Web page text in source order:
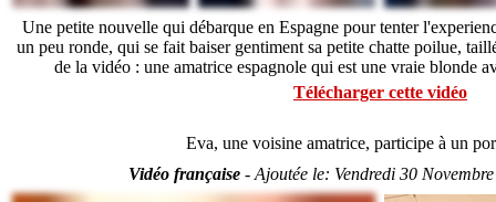
Une petite nouvelle qui débarque en Espagne pour tenter
un peu ronde, qui se fait baiser gentiment sa petite chatte poilue,
de la vidéo : une amatrice espagnole qui est une vraie blonde
Télécharger cette vidéo
Eva, une voisine amatrice, participe à un
Vidéo française- Ajoutée le: Vendredi 30